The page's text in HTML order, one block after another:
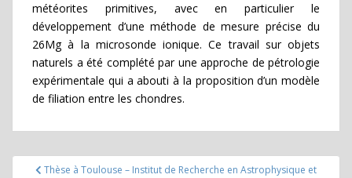
météorites primitives, avec en particulier le
développement d’une méthode de mesure précise du
26Mg à la microsonde ionique. Ce travail sur objets
naturels a été complété par une approche de pétrologie
expérimentale qui a abouti à la proposition d’un modèle
de filiation entre les chondres.
Navigation
Thèse à Toulouse – Institut de Recherche en Astrophysique et